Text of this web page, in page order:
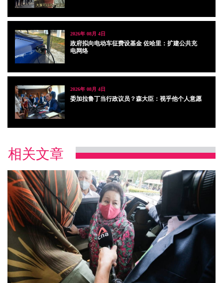
2026年 08月 4日
政府拟向电动车征费设基金 佐哈里：扩建公共充
电网络
2026年 08月 4日
委加拉鲁丁当行政议员？森大臣：视乎他个人意愿
相关文章